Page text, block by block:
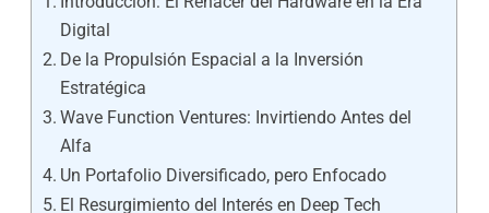
Digital
De la Propulsión Espacial a la Inversión
Estratégica
Wave Function Ventures: Invirtiendo Antes del
Alfa
Un Portafolio Diversificado, pero Enfocado
El Resurgimiento del Interés en Deep Tech